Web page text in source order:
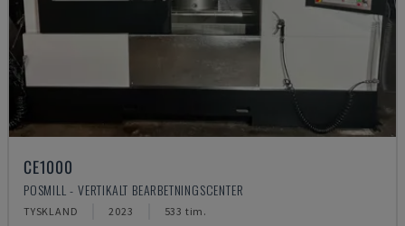
CE1000
POSMILL - VERTIKALT BEARBETNINGSCENTER
TYSKLAND 2023 533 tim.